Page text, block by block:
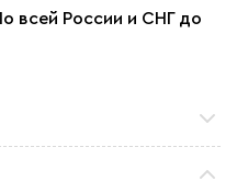
всей России и СНГ до